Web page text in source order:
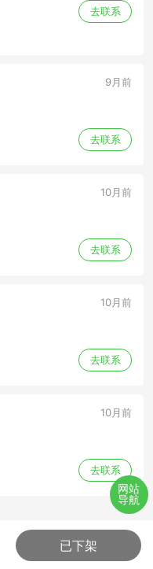
去联系
9月前
去联系
10月前
去联系
10月前
去联系
10月前
去联系
已下架
网站
导航